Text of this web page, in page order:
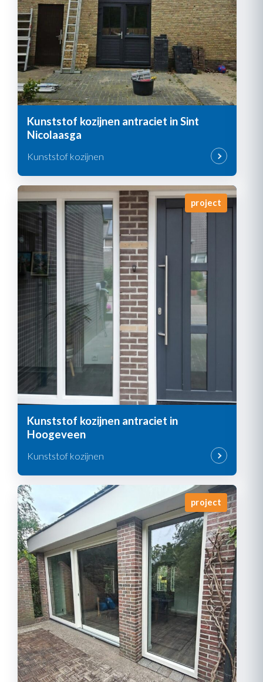
Kunststof kozijnen antraciet in Sint
Nicolaasga
Kunststof kozijnen
project
Kunststof kozijnen antraciet in
Hoogeveen
Kunststof kozijnen
project